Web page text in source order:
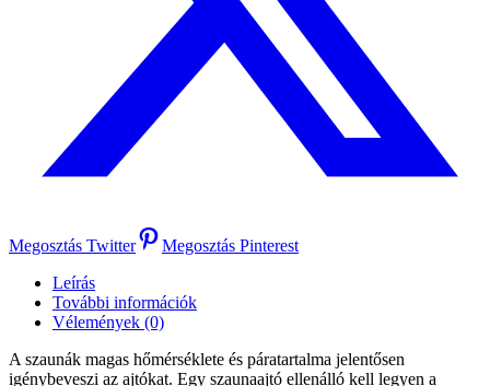
Megosztás Twitter
Megosztás Pinterest
Leírás
További információk
Vélemények (0)
A szaunák magas hőmérséklete és páratartalma jelentősen
igénybeveszi az ajtókat. Egy szaunaajtó ellenálló kell legyen a